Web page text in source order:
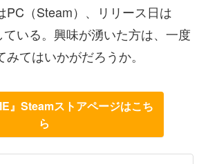
PC（Steam）、リリース日は
いる。興味が湧いた方は、一度
てはいかがだろうか。
』Steamストアページはこち
ら